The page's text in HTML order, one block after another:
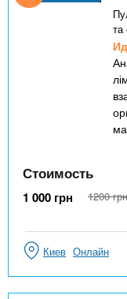
та
Стоимость
1 000 грн 1200 грн
Киев Онлайн